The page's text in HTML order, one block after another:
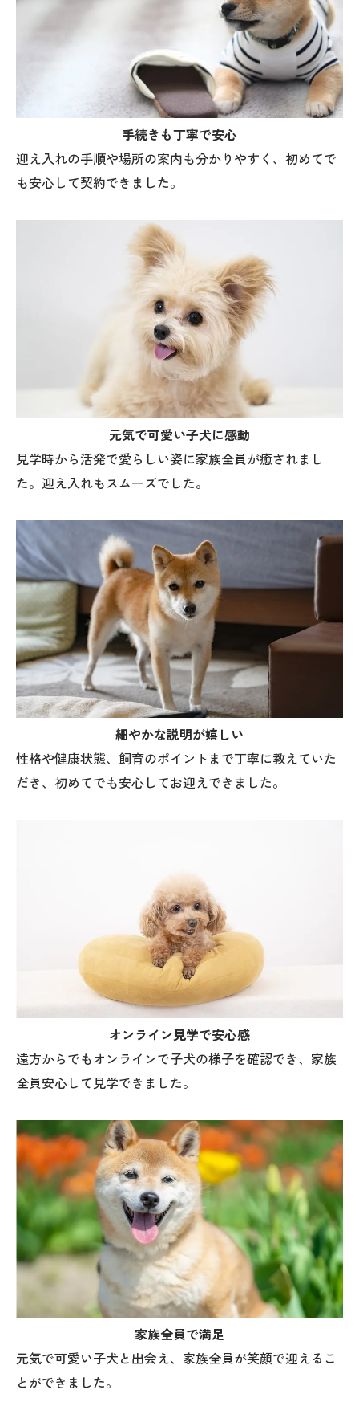
手続きも丁寧で安心
迎え入れの手順や場所の案内も分かりやすく、初めてで
も安心して契約できました。
元気で可愛い子犬に感動
見学時から活発で愛らしい姿に家族全員が癒されまし
た。迎え入れもスムーズでした。
細やかな説明が嬉しい
性格や健康状態、飼育のポイントまで丁寧に教えていた
だき、初めてでも安心してお迎えできました。
オンライン見学で安心感
遠方からでもオンラインで子犬の様子を確認でき、家族
全員安心して見学できました。
家族全員で満足
元気で可愛い子犬と出会え、家族全員が笑顔で迎えるこ
とができました。